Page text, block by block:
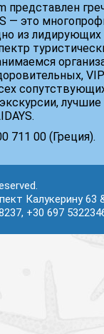
представлен
— это
из
лучшие
711 00 (Греция).
Калукерину 63
+30 697